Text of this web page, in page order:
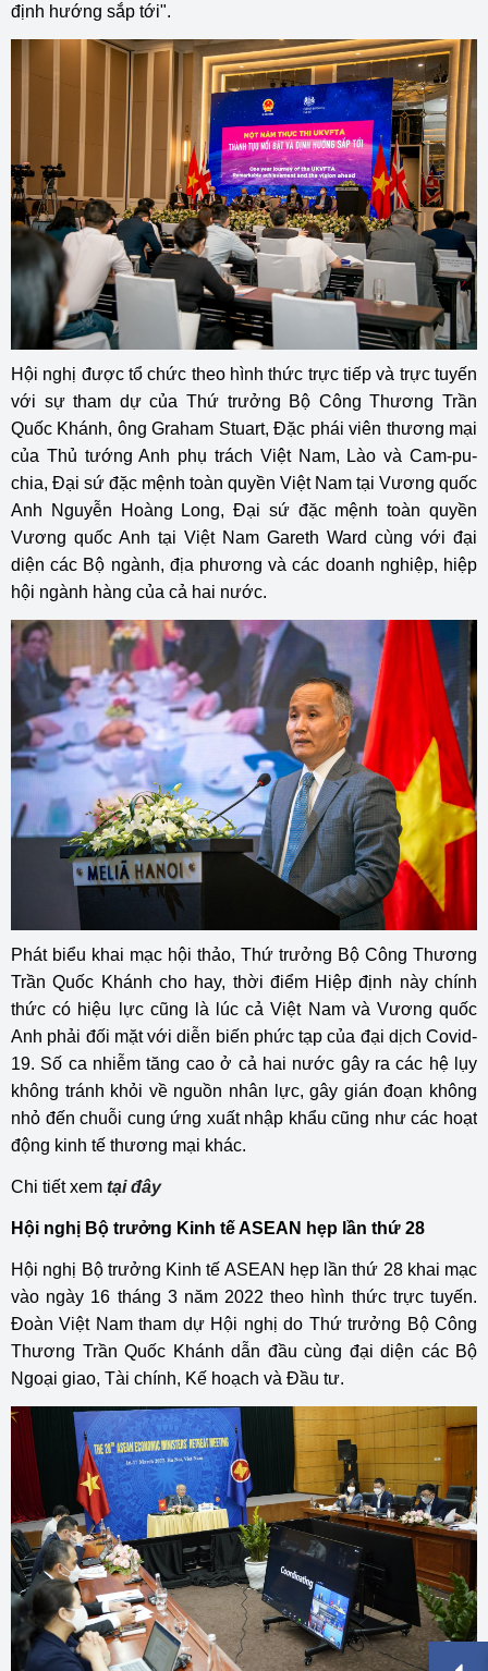
định hướng sắp tới".
Hội nghị được tổ chức theo hình thức trực tiếp và trực tuyến
với sự tham dự của Thứ trưởng Bộ Công Thương Trần
Quốc Khánh, ông Graham Stuart, Đặc phái viên thương mại
của Thủ tướng Anh phụ trách Việt Nam, Lào và Cam-pu-
chia, Đại sứ đặc mệnh toàn quyền Việt Nam tại Vương quốc
Anh Nguyễn Hoàng Long, Đại sứ đặc mệnh toàn quyền
Vương quốc Anh tại Việt Nam Gareth Ward cùng với đại
diện các Bộ ngành, địa phương và các doanh nghiệp, hiệp
hội ngành hàng của cả hai nước.
Phát biểu khai mạc hội thảo, Thứ trưởng Bộ Công Thương
Trần Quốc Khánh cho hay, thời điểm Hiệp định này chính
thức có hiệu lực cũng là lúc cả Việt Nam và Vương quốc
Anh phải đối mặt với diễn biến phức tạp của đại dịch Covid-
19. Số ca nhiễm tăng cao ở cả hai nước gây ra các hệ lụy
không tránh khỏi về nguồn nhân lực, gây gián đoạn không
nhỏ đến chuỗi cung ứng xuất nhập khẩu cũng như các hoạt
động kinh tế thương mại khác.
Chi tiết xem tại đây
Hội nghị Bộ trưởng Kinh tế ASEAN hẹp lần thứ 28
Hội nghị Bộ trưởng Kinh tế ASEAN hẹp lần thứ 28 khai mạc
vào ngày 16 tháng 3 năm 2022 theo hình thức trực tuyến.
Đoàn Việt Nam tham dự Hội nghị do Thứ trưởng Bộ Công
Thương Trần Quốc Khánh dẫn đầu cùng đại diện các Bộ
Ngoại giao, Tài chính, Kế hoạch và Đầu tư.